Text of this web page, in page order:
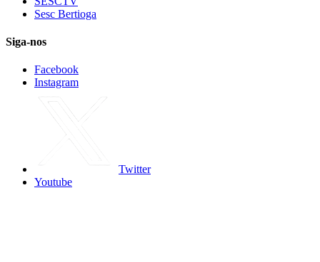
Sesc Bertioga
Siga-nos
Facebook
Instagram
Twitter
Youtube